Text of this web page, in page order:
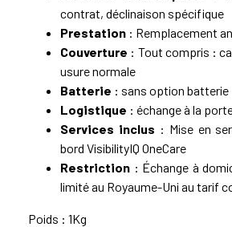
contrat, déclinaison spécifique
Prestation : Remplacement
Couverture : Tout compris :
usure normale
Batterie : sans option batterie
Logistique : échange à la
Services inclus : Mise en
bord VisibilityIQ OneCare
Restriction : Échange à
limité au Royaume-Uni au tarif
Poids : 1Kg